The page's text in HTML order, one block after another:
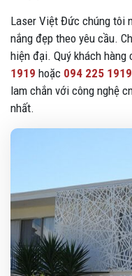
Laser Việt Đức chúng tôi
nắng đẹp theo yêu cầu.
hiện đại. Quý khách hàng
1919 hoặc 094 225 1919
lam chắn với công nghệ
nhất.